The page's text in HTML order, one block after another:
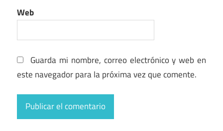
Web
Guarda mi nombre, correo electrónico y web en
este navegador para la próxima vez que comente.